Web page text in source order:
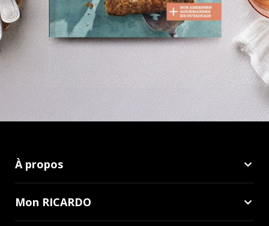
À propos
Mon RICARDO